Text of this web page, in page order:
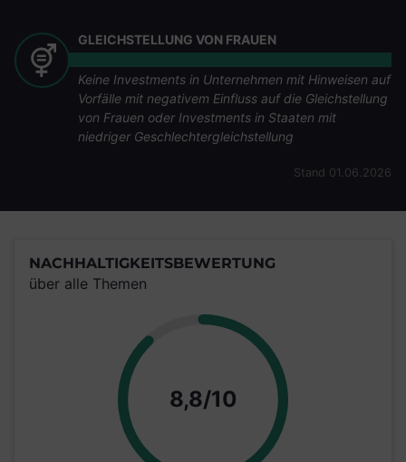
GLEICHSTELLUNG VON FRAUEN
Keine Investments in Unternehmen mit Hinweisen auf
Vorfälle mit negativem Einfluss auf die Gleichstellung
von Frauen oder Investments in Staaten mit
niedriger Geschlechtergleichstellung
Stand 01.06.2026
NACHHALTIGKEITSBEWERTUNG
über alle Themen
8,8/10 Punkte